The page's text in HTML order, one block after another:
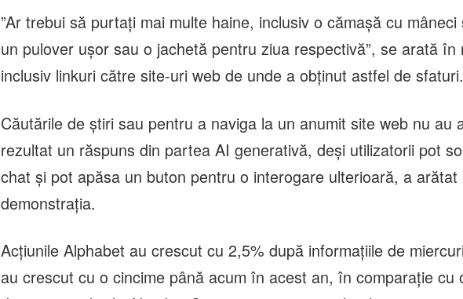
”Ar trebui să purtaţi mai multe haine, inclusiv o cămaşă cu
un pulover uşor sau o jachetă pentru ziua respectivă”, se arată în
inclusiv linkuri către site-uri web de unde a obţinut astfel de sfaturi.
Căutările de ştiri sau pentru a naviga la un anumit site web nu au
rezultat un răspuns din partea AI generativă, deşi utilizatorii pot
chat şi pot apăsa un buton pentru o interogare ulterioară, a arătat
demonstraţia.
Acţiunile Alphabet au crescut cu 2,5% după informaţiile de
au crescut cu o cincime până acum în acest an, în comparaţie cu